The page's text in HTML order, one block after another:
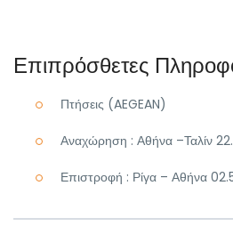
Επιπρόσθετες
Πτήσεις (AEGEAN)
Αναχώρηση : Αθήνα –Ταλίν
Επιστροφή : Ρίγα – Αθήνα